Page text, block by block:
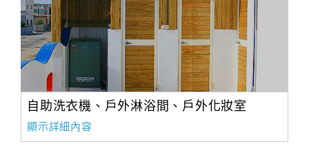
自助洗衣機、戶外淋浴間、戶外化妝室
顯示詳細內容